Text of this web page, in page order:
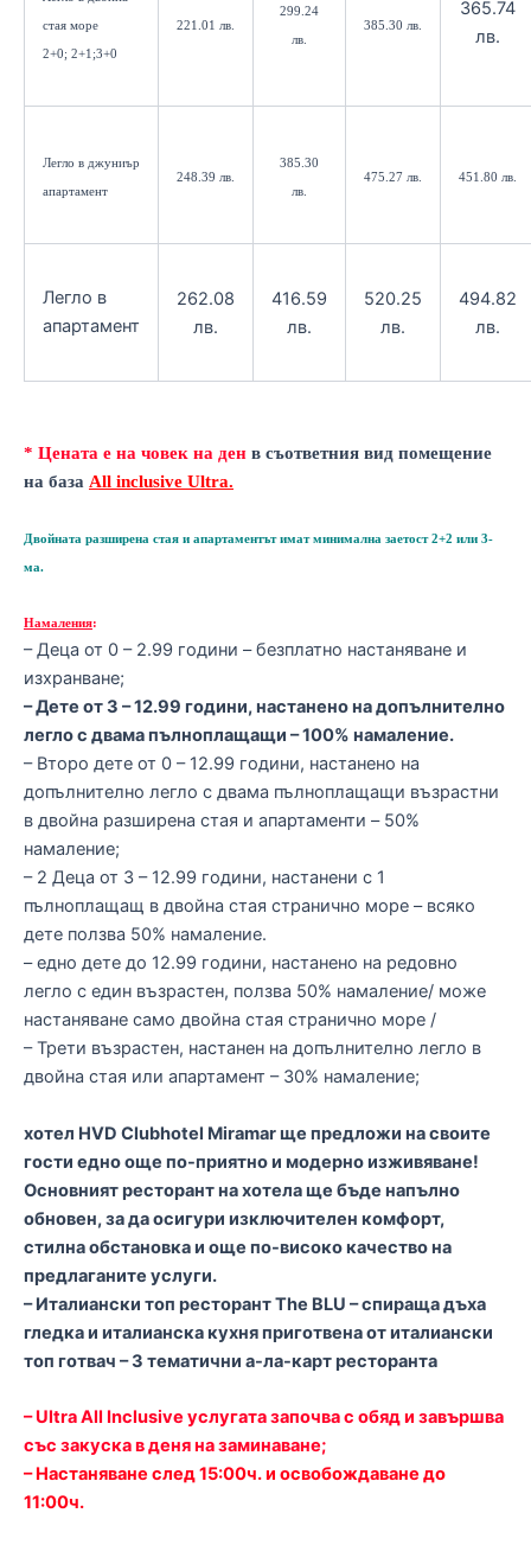
стая море
2+0; 2+1;3+0
221.01 лв.
299.24
лв.
385.30 лв.
365.74
лв.
Легло в джуниър
апартамент
248.39 лв.
385.30
лв.
475.27 лв. 451.80 лв.
Легло в
апартамент
262.08
лв.
416.59
лв.
520.25
лв.
494.82
лв.
* Цената е на човек на ден в съответния вид помещение
на база All inclusive Ultra.
Двойната разширена стая и апартаментът имат минимална заетост 2+2 или 3-
ма.
Намаления:
– Деца от 0 – 2.99 години –безплатно настаняване и
изхранване;
–Дете от 3 – 12.99 години, настанено на допълнително
легло с двама пълноплащащи – 100% намаление.
– Второ дете от 0 – 12.99 години, настанено на
допълнително легло с двама пълноплащащи възрастни
в двойна разширена стая и апартаменти – 50%
намаление;
– 2 Деца от 3 – 12.99 години, настанени с 1
пълноплащащ в двойна стая странично море – всяко
дете ползва 50% намаление.
– едно дете до 12.99 години, настанено на редовно
легло с един възрастен, ползва 50% намаление/ може
настаняване само двойна стая странично море /
–Трети възрастен, настанен на допълнително легло в
двойна стая или апартамент – 30% намаление;
хотел HVD Clubhotel Miramar ще предложи на своите
гости едно още по-приятно и модерно изживяване!
Основният ресторант на хотела ще бъде напълно
обновен, за да осигури изключителен комфорт,
стилна обстановка и още по-високо качество на
предлаганите услуги.
– Италиански топ ресторант The BLU – спираща дъха
гледка и италианска кухня приготвена от италиански
топ готвач – 3 тематични а-ла-карт ресторанта
– Ultra All Inclusive услугата започва с обяд и завършва
със закуска в деня на заминаване;
– Настаняване след 15:00ч. и освобождаване до
11:00ч.